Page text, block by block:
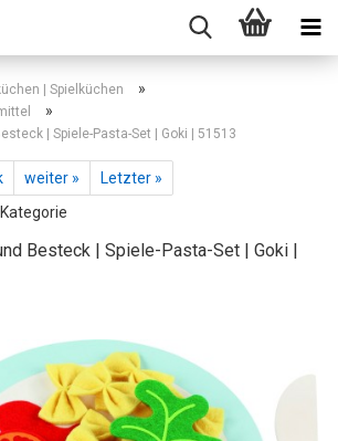
| Spielküchen »
»
| Spiele-Pasta-Set | Goki | 51513
weiter »
Letzter »
Besteck | Spiele-Pasta-Set | Goki |